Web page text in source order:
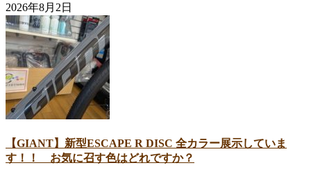
2026年8月2日
【GIANT】新型ESCAPE R DISC 全カラー展示していま
す！！ お気に召す色はどれですか？